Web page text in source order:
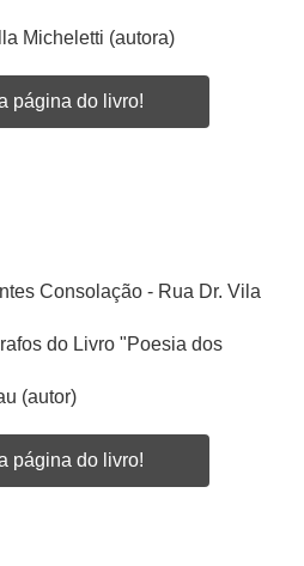
Micheletti (autora)
página do livro!
Consolação - Rua Dr. Vila
do Livro "Poesia dos
(autor)
página do livro!